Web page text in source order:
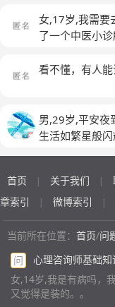
不是我的胃出
是有误，这可
女,17岁,我需要
了一个中医小
看不懂，有人
男,29岁,平安夜
生活如繁星般
要记得我们是
首页 | 关于我们 |
章索引
| 微博索引 |
当前所在位置： 首页/问
问
心理咨询师基础知
女,14岁,我是有病吗，
又觉得是装的。。